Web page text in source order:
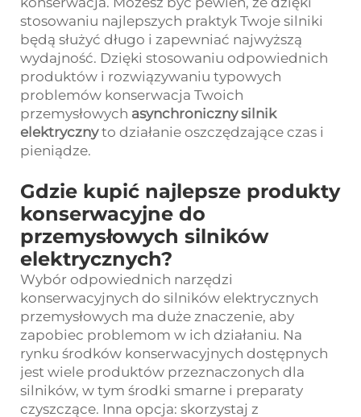
stosowaniu najlepszych praktyk Twoje silniki
będą służyć długo i zapewniać najwyższą
wydajność. Dzięki stosowaniu odpowiednich
produktów i rozwiązywaniu typowych
problemów konserwacja Twoich
przemysłowych asynchroniczny silnik
elektrycznyto działanie oszczędzające czas i
pieniądze.
Gdzie kupić najlepsze produkty
konserwacyjne do
przemysłowych silników
elektrycznych?
Wybór odpowiednich narzędzi
konserwacyjnych do silników elektrycznych
przemysłowych ma duże znaczenie, aby
zapobiec problemom w ich działaniu. Na
rynku środków konserwacyjnych dostępnych
jest wiele produktów przeznaczonych dla
silników, w tym środki smarne i preparaty
czyszczące. Inna opcja: skorzystaj z